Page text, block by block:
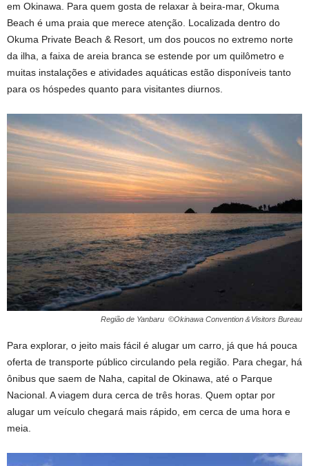
em Okinawa. Para quem gosta de relaxar à beira-mar, Okuma
Beach é uma praia que merece atenção. Localizada dentro do
Okuma Private Beach & Resort, um dos poucos no extremo norte
da ilha, a faixa de areia branca se estende por um quilômetro e
muitas instalações e atividades aquáticas estão disponíveis tanto
para os hóspedes quanto para visitantes diurnos.
Região de Yanbaru ©Okinawa Convention＆Visitors Bureau
Para explorar, o jeito mais fácil é alugar um carro, já que há pouca
oferta de transporte público circulando pela região. Para chegar, há
ônibus que saem de Naha, capital de Okinawa, até o Parque
Nacional. A viagem dura cerca de três horas. Quem optar por
alugar um veículo chegará mais rápido, em cerca de uma hora e
meia.